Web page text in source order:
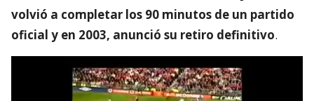
volvió a completar los 90 minutos de un partido
oficial y en 2003, anunció su retiro definitivo.